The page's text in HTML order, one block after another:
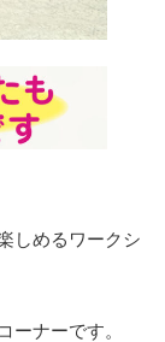
しめるワークシ
ーナーです。